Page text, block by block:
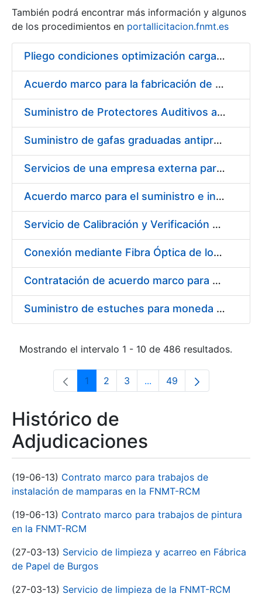
También podrá encontrar más información y algunos
de los procedimientos en portallicitacion.fnmt.es
Pliego condiciones optimización cargas compras firmado
Acuerdo marco para la fabricación de piezas
Suministro de Protectores Auditivos a medida para las personas trabajadoras de los Centros de Trabajo de Madrid y Burgos
Suministro de gafas graduadas antiproyecciones para los trabajadores de la FNMT-RCM en los centros de trabajo de Madrid y Burgos
Servicios de una empresa externa para el asesoramiento y resolución de los recursos de alzada que se presentan relacionados con procesos de selección para la FNMT-RCM
Acuerdo marco para el suministro e instalación de persianas, estores y otros complementos
Servicio de Calibración y Verificación Externa de los Equipos de Medición del Servicio de Prevención de la FNMT-RCM
Conexión mediante Fibra Óptica de los Centros de Proceso de Datos (CPDs) de las sedes de la FNMT-RCM de Burgos y Madrid
Contratación de acuerdo marco para el Suministro de Material de Electricidad para la Fábrica Nacional de Moneda y Timbre-Real Casa de la Moneda en su centro de trabajo de Burgos
Suministro de estuches para moneda de 30 €
Mostrando el intervalo 1 - 10 de 486 resultados.
Página
1 Página
2 Página
3 ...Páginas intermedias Use
Página
49
Histórico de
Adjudicaciones
(19-06-13) Contrato marco para trabajos de
instalación de mamparas en la FNMT-RCM
(19-06-13) Contrato marco para trabajos de pintura
en la FNMT-RCM
(27-03-13) Servicio de limpieza y acarreo en Fábrica
de Papel de Burgos
(27-03-13) Servicio de limpieza de la FNMT-RCM